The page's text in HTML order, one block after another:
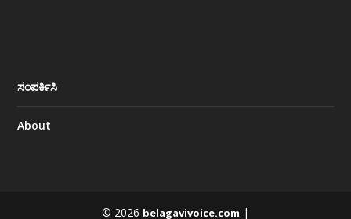
ಸಂಪರ್ಕಿಸಿ
About
© 2026 belagavivoice.com |